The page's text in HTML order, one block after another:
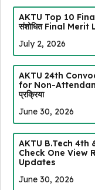
AKTU Top 10 Final
संशोधित Final Merit
July 2, 2026
AKTU 24th
for Non-Attendance
प्रक्रिया
June 30, 2026
AKTU B.Tech 4th
Check One View
Updates
June 30, 2026